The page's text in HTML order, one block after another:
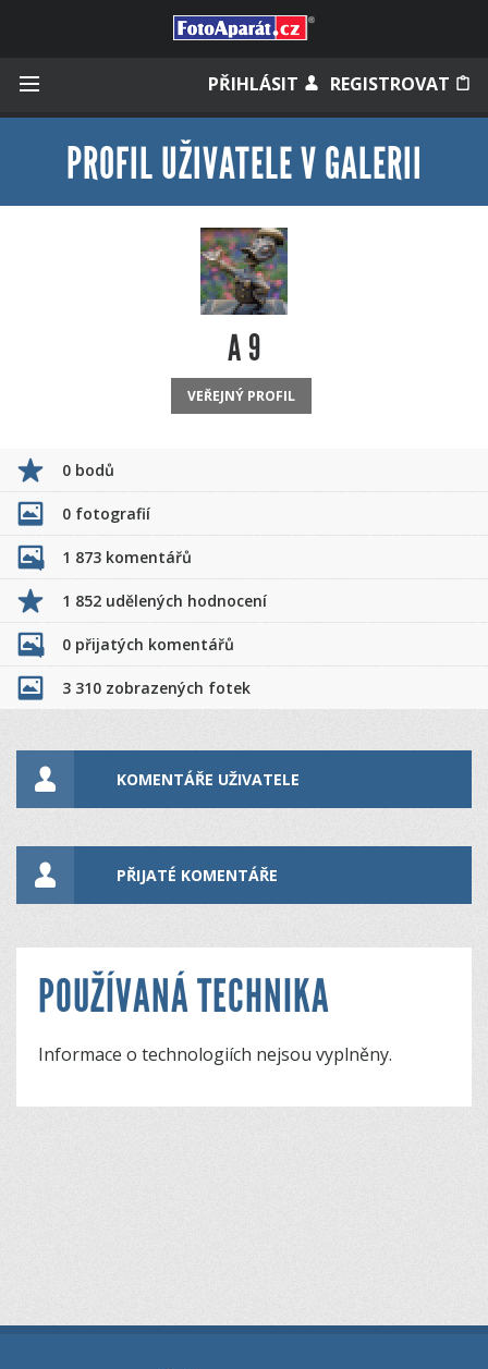
PŘIHLÁSIT REGISTROVAT
Zapomněli jste heslo?
Měli jste účet na starém webu?
PROFIL UŽIVATELE V GALERII
A 9
VEŘEJNÝ PROFIL
0 bodů
0 fotografií
1 873 komentářů
1 852 udělených hodnocení
0 přijatých komentářů
3 310 zobrazených fotek
KOMENTÁŘE UŽIVATELE
PŘIJATÉ KOMENTÁŘE
POUŽÍVANÁ TECHNIKA
Informace o technologiích nejsou vyplněny.